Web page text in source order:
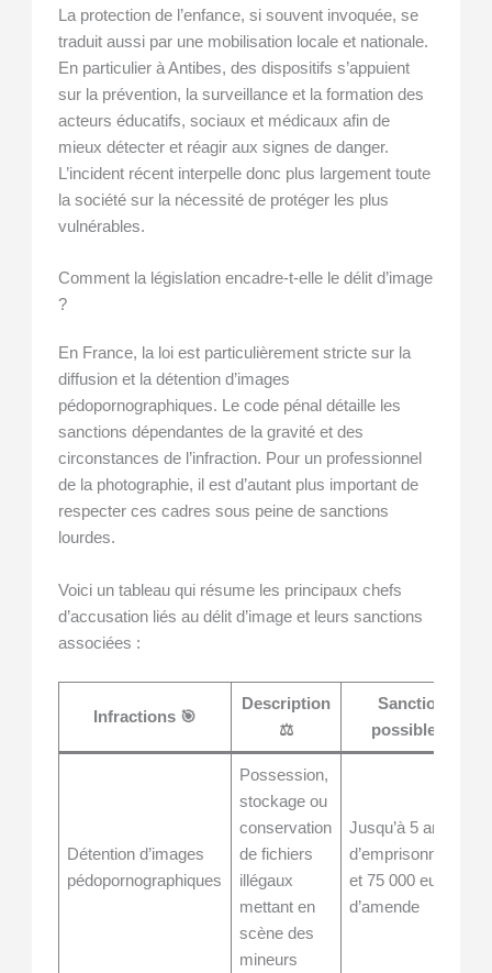
La protection de l’enfance, si souvent invoquée, se
traduit aussi par une mobilisation locale et nationale.
En particulier à Antibes, des dispositifs s’appuient
sur la prévention, la surveillance et la formation des
acteurs éducatifs, sociaux et médicaux afin de
mieux détecter et réagir aux signes de danger.
L’incident récent interpelle donc plus largement toute
la société sur la nécessité de protéger les plus
vulnérables.
Comment la législation encadre-t-elle le délit d’image
?
En France, la loi est particulièrement stricte sur la
diffusion et la détention d’images
pédopornographiques. Le code pénal détaille les
sanctions dépendantes de la gravité et des
circonstances de l’infraction. Pour un professionnel
de la photographie, il est d’autant plus important de
respecter ces cadres sous peine de sanctions
lourdes.
Voici un tableau qui résume les principaux chefs
d’accusation liés au délit d’image et leurs sanctions
associées :
Infractions 🎯
Description
⚖️
Sanctions
possibles ⏳
Détention d’images
pédopornographiques
Possession,
stockage ou
conservation
de fichiers
illégaux
mettant en
scène des
mineurs
Jusqu’à 5 ans
d’emprisonnement
et 75 000 euros
d’amende